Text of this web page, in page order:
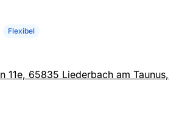
Flexibel
11e, 65835 Liederbach am Taunus,